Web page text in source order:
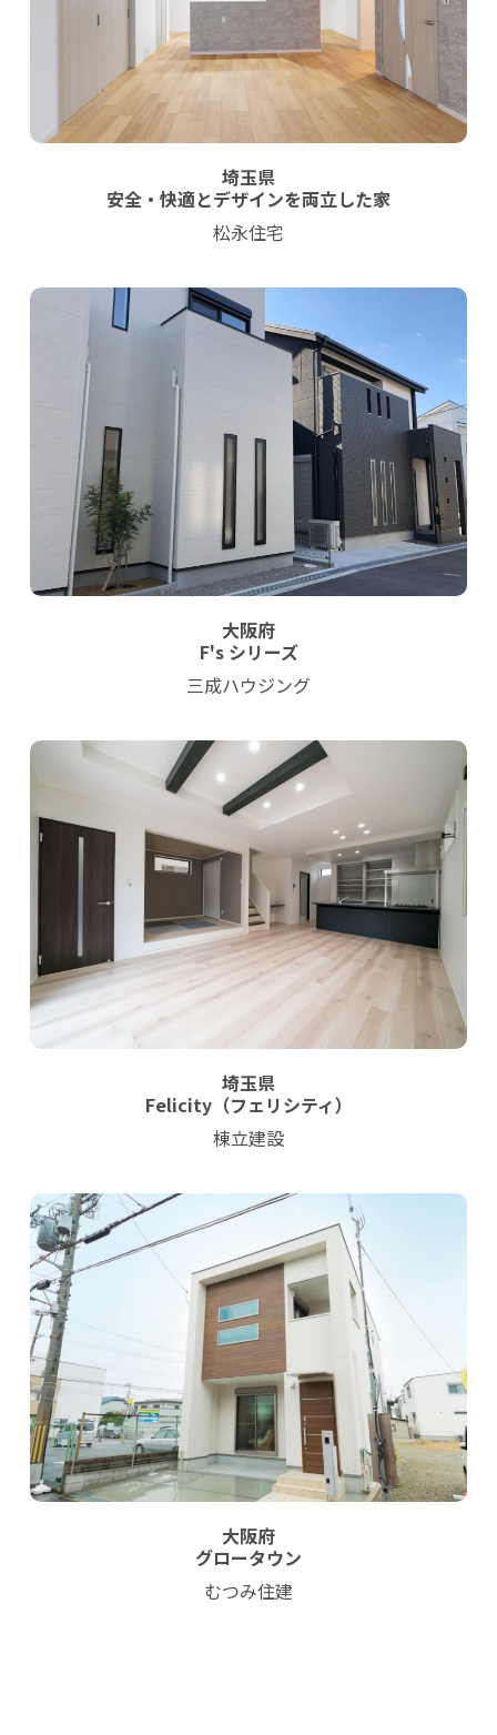
埼玉県
安全・快適とデザインを両立した家
松永住宅
大阪府
F's シリーズ
三成ハウジング
埼玉県
Felicity（フェリシティ）
棟立建設
大阪府
グロータウン
むつみ住建